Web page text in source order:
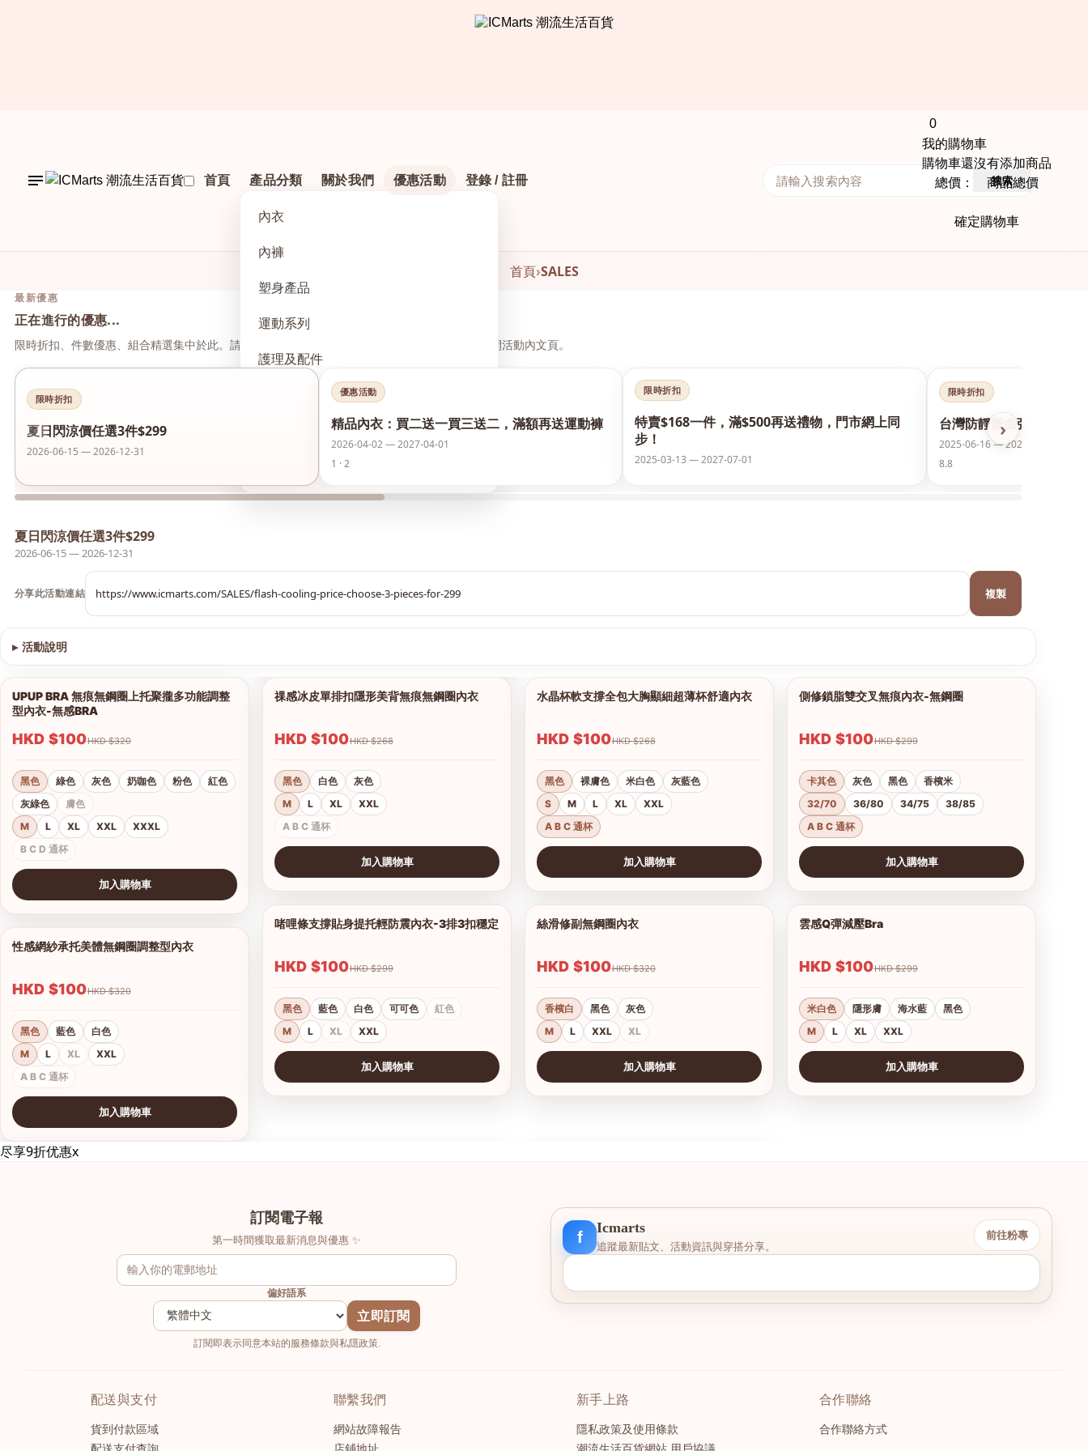
首頁 產品分類
內衣
內褲
塑身產品
運動系列
護理及配件
夏日閃涼價 任選3件$299
關於我們 優惠活動 登錄 / 註冊
0
我的購物車
購物車還沒有添加商品
總價： 商品總價
確定購物車
搜索
首頁›SALES
最新優惠
正在進行的優惠...
限時折扣、件數優惠、組合精選集中於此。請先點上方活動，再於本頁下方瀏覽與下單，無需另開活動內文頁。
‹ ›
限時折扣
夏日閃涼價任選3件$299
2026-06-15 — 2026-12-31
優惠活動
精品內衣：買二送一買三送二，滿額再送運動褲
2026-04-02 — 2027-04-01
1 · 2
限時折扣
特賣$168一件，滿$500再送禮物，門市網上同
步！
2025-03-13 — 2027-07-01
限時折扣
台灣防靜脈曲張襪保護美
2025-06-16 — 2026-12-31
8.8
夏日閃涼價任選3件$299
2026-06-15 — 2026-12-31
分享此活動連結 複製
▸ 活動說明
1/18
查看圖片
UPUP BRA 無痕無鋼圈上托聚攏多功能調整
型內衣-無感BRA
HKD $100 HKD $320
黑色 綠色 灰色 奶咖色 粉色
紅色
灰綠色
膚色
M
L XL XXL
XXXL
B C D 通杯
加入購物車
性感網紗承托美體無鋼圈調整型內衣
HKD $100 HKD $320
黑色 藍色
白色
M
L XL
XXL
A B C 通杯
加入購物車
1/16
祼感冰皮單排扣隱形美背無痕無鋼圈內衣
HKD $100 HKD $268
黑色 白色
灰色
M
L XL
XXL
A B C 通杯
加入購物車
1/18
啫哩條支撐貼身提托輕防震內衣-3排3扣穩定
HKD $100 HKD $299
黑色 藍色 白色 可可色
紅色
M
L XL XXL
加入購物車
1/15
水晶杯軟支撐全包大胸顯細超薄杯舒適內衣
HKD $100 HKD $268
黑色 裸膚色 米白色
灰藍色
S
M L XL
XXL
A B C 通杯
加入購物車
絲滑修副無鋼圈內衣
HKD $100 HKD $320
香檳白 黑色
灰色
M
L XXL XL
加入購物車
側修鎖脂雙交叉無痕內衣-無鋼圈
HKD $100 HKD $299
卡其色 灰色 黑色
香檳米
32/70
36/80 34/75
38/85
A B C 通杯
加入購物車
雲感Q彈減壓Bra
HKD $100 HKD $299
米白色 隱形膚 海水藍
黑色
M
L XL XXL
加入購物車
尽享9折优惠x
訂閱電子報
第一時間獲取最新消息與優惠 ✨
偏好語系
立即訂閱
訂閱即表示同意本站的服務條款與私隱政策.
f
Icmarts
追蹤最新貼文、活動資訊與穿搭分享。
前往粉專
配送與支付
貨到付款區域
聯繫我們
網站故障報告
新手上路
隱私政策及使用條款
合作聯絡
合作聯絡方式